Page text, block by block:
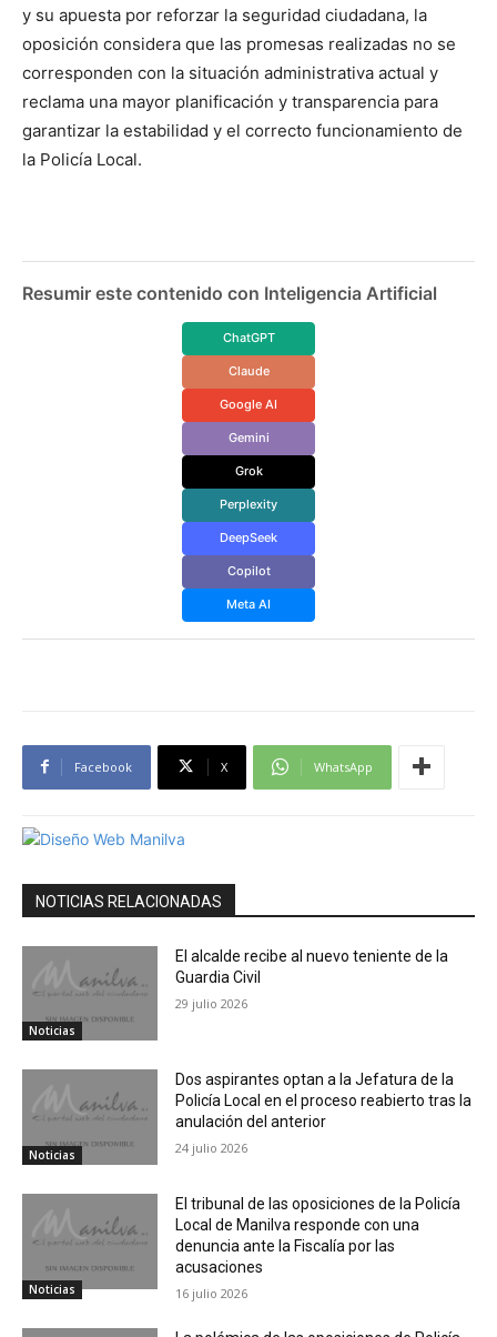
y su apuesta por reforzar la seguridad ciudadana, la
oposición considera que las promesas realizadas no se
corresponden con la situación administrativa actual y
reclama una mayor planificación y transparencia para
garantizar la estabilidad y el correcto funcionamiento de
la Policía Local.
Resumir este contenido con Inteligencia Artificial
ChatGPT
Claude
Google AI
Gemini
Grok
Perplexity
DeepSeek
Copilot
Meta AI
Facebook X WhatsApp
NOTICIAS RELACIONADAS
Noticias
El alcalde recibe al nuevo teniente de la
Guardia Civil
29 julio 2026
Noticias
Dos aspirantes optan a la Jefatura de la
Policía Local en el proceso reabierto tras la
anulación del anterior
24 julio 2026
Noticias
El tribunal de las oposiciones de la Policía
Local de Manilva responde con una
denuncia ante la Fiscalía por las
acusaciones
16 julio 2026